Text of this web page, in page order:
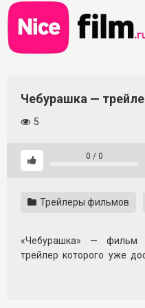
Skip
to
content
Чебурашка —
5
0 / 0
Трейлеры фильмов
«Чебурашка» — фильм
трейлер которого уже
По первым кадрам